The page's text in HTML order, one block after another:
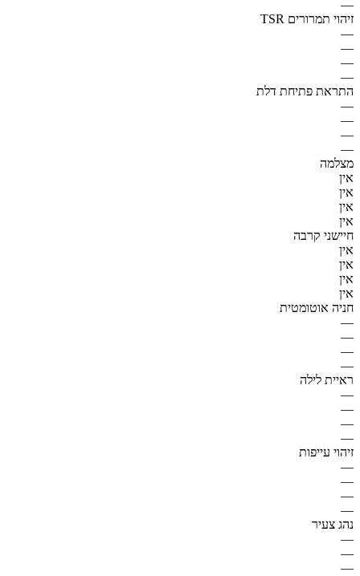
—
זיהוי תמרורים TSR
—
—
—
—
התראת פתיחת דלת
—
—
—
—
מצלמה
אין
אין
אין
אין
חיישני קרבה
אין
אין
אין
אין
חניה אוטומטית
—
—
—
—
ראיית לילה
—
—
—
—
זיהוי עייפות
—
—
—
—
נהג צעיר
—
—
—